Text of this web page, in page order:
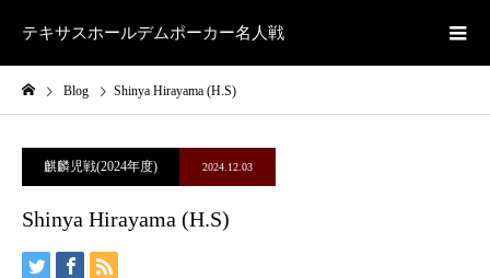
テキサスホールデムポーカー名人戦
Blog Shinya Hirayama (H.S)
麒麟児戦(2024年度) 2024.12.03
Shinya Hirayama (H.S)